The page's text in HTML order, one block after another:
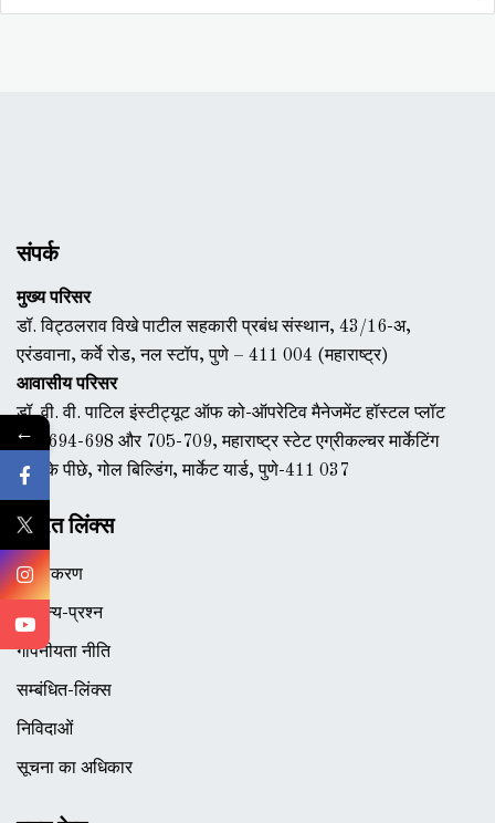
संपर्क
मुख्य परिसर
डॉ. विट्ठलराव विखे पाटील सहकारी प्रबंध संस्थान, 43/16-अ,
एरंडवाना, कर्वे रोड, नल स्टॉप, पुणे – 411 004 (महाराष्ट्र)
आवासीय परिसर
डॉ. वी. वी. पाटिल इंस्टीट्यूट ऑफ को-ऑपरेटिव मैनेजमेंट हॉस्टल प्लॉट
नंबर 694-698 और 705-709, महाराष्ट्र स्टेट एग्रीकल्चर मार्केटिंग
बोर्ड के पीछे, गोल बिल्डिंग, मार्केट यार्ड, पुणे-411 037
त्वरित लिंक्स
अस्वीकरण
सामान्य-प्रश्न
गोपनीयता नीति
सम्बंधित-लिंक्स
निविदाओं
सूचना का अधिकार
←